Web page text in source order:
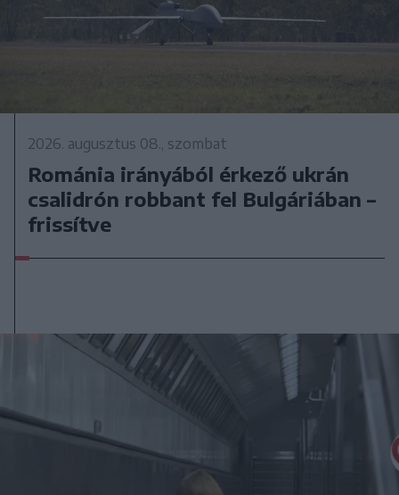
2026. augusztus 08., szombat
Románia irányából érkező ukrán
csalidrón robbant fel Bulgáriában –
frissítve